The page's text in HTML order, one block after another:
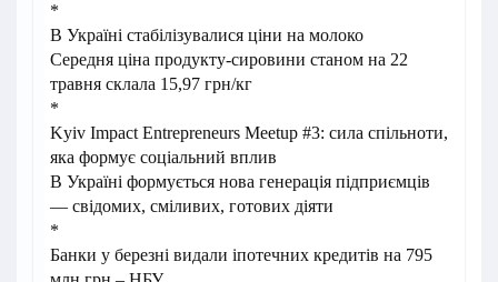
*
В Україні стабілізувалися ціни на молоко
Середня ціна продукту-сировини станом на 22
травня склала 15,97 грн/кг
*
Kyiv Impact Entrepreneurs Meetup #3: сила спільноти,
яка формує соціальний вплив
В Україні формується нова генерація підприємців
— свідомих, сміливих, готових діяти
*
Банки у березні видали іпотечних кредитів на 795